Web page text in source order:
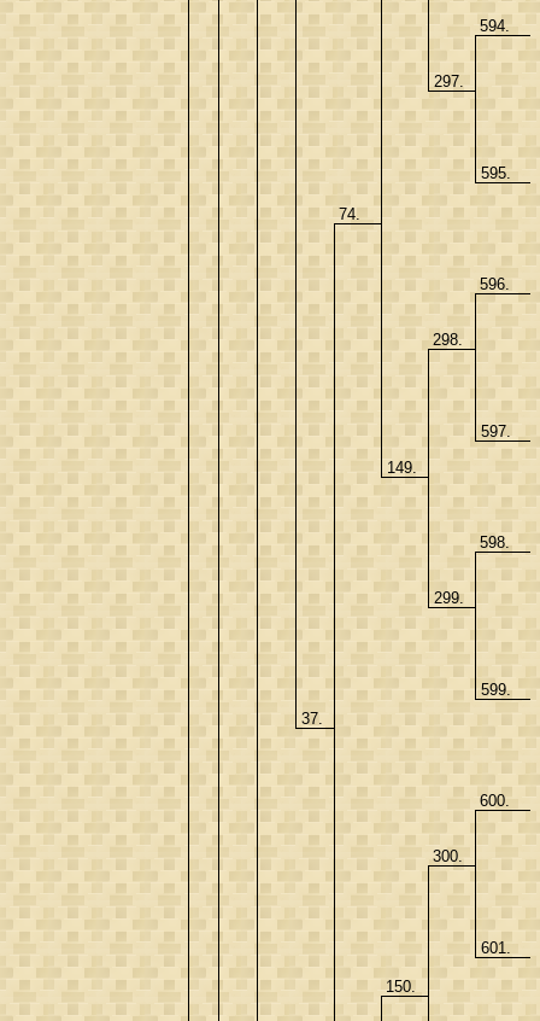
37.
74.
297.
594.
595.
149.
298.
596.
597.
299.
598.
599.
150.
300.
600.
601.